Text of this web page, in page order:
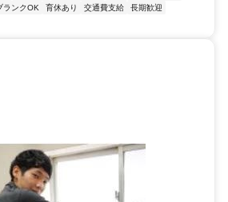
ランクOK 育休あり 交通費支給
長期歓迎